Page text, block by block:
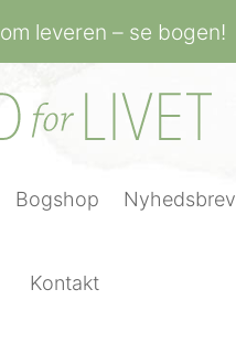
leveren – se bogen!
Bogshop Nyhedsbrev
Kontakt